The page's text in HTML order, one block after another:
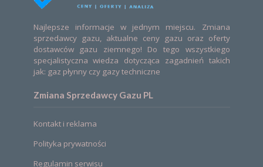
Najlepsze informacje w jednym miejscu. Zmiana
sprzedawcy gazu, aktualne ceny gazu oraz oferty
dostawców gazu ziemnego! Do tego wszystkiego
specjalistyczna wiedza dotycząca zagadnień takich
jak: gaz płynny czy gazy techniczne
Zmiana Sprzedawcy Gazu PL
Kontakt i reklama
Polityka prywatności
Regulamin serwisu